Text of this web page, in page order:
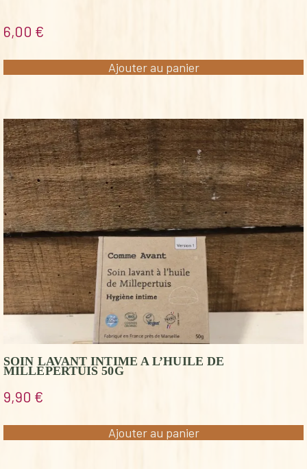
6,00 €
Ajouter au panier
SOIN LAVANT INTIME A L’HUILE DE
MILLEPERTUIS 50G
9,90 €
Ajouter au panier